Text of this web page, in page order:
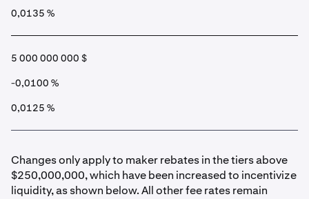
0,0135 %
5 000 000 000 $
-0,0100 %
0,0125 %
Changes only apply to maker rebates in the tiers above
$250,000,000, which have been increased to incentivize
liquidity, as shown below. All other fee rates remain